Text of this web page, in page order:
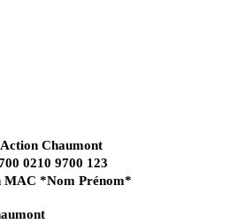
Chaumont
0210 9700 123
MAC *Nom Prénom*